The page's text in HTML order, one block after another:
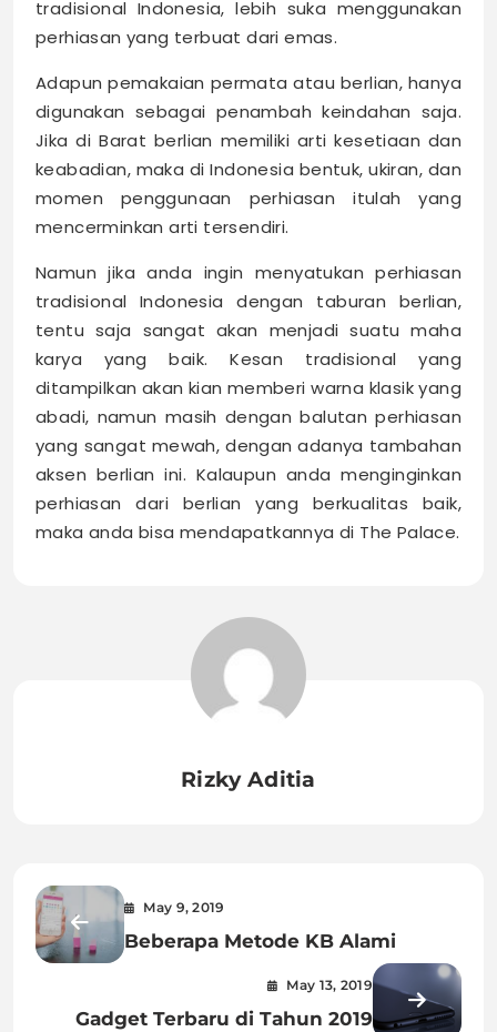
tradisional Indonesia, lebih suka menggunakan
perhiasan yang terbuat dari emas.
Adapun pemakaian permata atau berlian, hanya
digunakan sebagai penambah keindahan saja.
Jika di Barat berlian memiliki arti kesetiaan dan
keabadian, maka di Indonesia bentuk, ukiran, dan
momen penggunaan perhiasan itulah yang
mencerminkan arti tersendiri.
Namun jika anda ingin menyatukan perhiasan
tradisional Indonesia dengan taburan berlian,
tentu saja sangat akan menjadi suatu maha
karya yang baik. Kesan tradisional yang
ditampilkan akan kian memberi warna klasik yang
abadi, namun masih dengan balutan perhiasan
yang sangat mewah, dengan adanya tambahan
aksen berlian ini. Kalaupun anda menginginkan
perhiasan dari berlian yang berkualitas baik,
maka anda bisa mendapatkannya di The Palace.
Rizky Aditia
May 9, 2019
Beberapa Metode KB Alami
May 13, 2019
Gadget Terbaru di Tahun 2019